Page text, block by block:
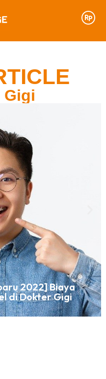
Gigi
2022] Biaya
di Dokter Gigi